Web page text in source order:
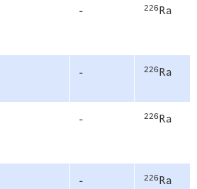
- 226Ra
- 226Ra
- 226Ra
- 226Ra